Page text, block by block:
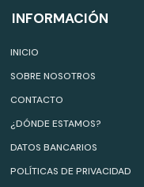
INFORMACIÓN
INICIO
SOBRE NOSOTROS
CONTACTO
¿DÓNDE ESTAMOS?
DATOS BANCARIOS
POLÍTICAS DE PRIVACIDAD